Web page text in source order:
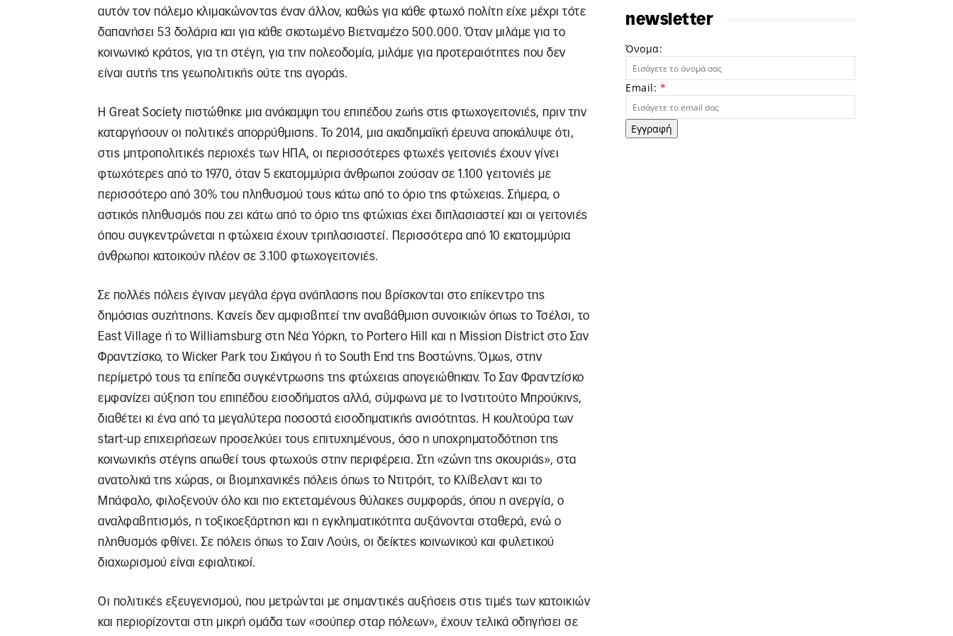
αυτόν τον πόλεμο κλιμακώνοντας έναν άλλον, καθώς για κάθε φτωχό πολίτη είχε μέχρι τότε
δαπανήσει 53 δολάρια και για κάθε σκοτωμένο Βιετναμέζο 500.000. Όταν μιλάμε για το
κοινωνικό κράτος, για τη στέγη, για την πολεοδομία, μιλάμε για προτεραιότητες που δεν
είναι αυτής της γεωπολιτικής ούτε της αγοράς.
Η Great Society πιστώθηκε μια ανάκαμψη του επιπέδου ζωής στις φτωχογειτονιές, πριν την
καταργήσουν οι πολιτικές απορρύθμισης. Το 2014, μια ακαδημαϊκή έρευνα αποκάλυψε ότι,
στις μητροπολιτικές περιοχές των ΗΠΑ, οι περισσότερες φτωχές γειτονιές έχουν γίνει
φτωχότερες από το 1970, όταν 5 εκατομμύρια άνθρωποι ζούσαν σε 1.100 γειτονιές με
περισσότερο από 30% του πληθυσμού τους κάτω από το όριο της φτώχειας. Σήμερα, ο
αστικός πληθυσμός που ζει κάτω από το όριο της φτώχιας έχει διπλασιαστεί και οι γειτονιές
όπου συγκεντρώνεται η φτώχεια έχουν τριπλασιαστεί. Περισσότερα από 10 εκατομμύρια
άνθρωποι κατοικούν πλέον σε 3.100 φτωχογειτονιές.
Σε πολλές πόλεις έγιναν μεγάλα έργα ανάπλασης που βρίσκονται στο επίκεντρο της
δημόσιας συζήτησης. Κανείς δεν αμφισβητεί την αναβάθμιση συνοικιών όπως το Τσέλσι, το
East Village ή το Williamsburg στη Νέα Υόρκη, το Portero Hill και η Mission District στο Σαν
Φραντζίσκο, το Wicker Park του Σικάγου ή το South End της Βοστώνης. Όμως, στην
περίμετρό τους τα επίπεδα συγκέντρωσης της φτώχειας απογειώθηκαν. Το Σαν Φραντζίσκο
εμφανίζει αύξηση του επιπέδου εισοδήματος αλλά, σύμφωνα με το Ινστιτούτο Μπρούκινς,
διαθέτει κι ένα από τα μεγαλύτερα ποσοστά εισοδηματικής ανισότητας. Η κουλτούρα των
start-up επιχειρήσεων προσελκύει τους επιτυχημένους, όσο η υποχρηματοδότηση της
κοινωνικής στέγης απωθεί τους φτωχούς στην περιφέρεια. Στη «ζώνη της σκουριάς», στα
ανατολικά της χώρας, οι βιομηχανικές πόλεις όπως το Ντιτρόιτ, το Κλίβελαντ και το
Μπάφαλο, φιλοξενούν όλο και πιο εκτεταμένους θύλακες συμφοράς, όπου η ανεργία, ο
αναλφαβητισμός, η τοξικοεξάρτηση και η εγκληματικότητα αυξάνονται σταθερά, ενώ ο
πληθυσμός φθίνει. Σε πόλεις όπως το Σαιν Λούις, οι δείκτες κοινωνικού και φυλετικού
διαχωρισμού είναι εφιαλτικοί.
Οι πολιτικές εξευγενισμού, που μετρώνται με σημαντικές αυξήσεις στις τιμές των κατοικιών
και περιορίζονται στη μικρή ομάδα των «σούπερ σταρ πόλεων», έχουν τελικά οδηγήσει σε
newsletter
Όνομα:
Email: *
Εγγραφή